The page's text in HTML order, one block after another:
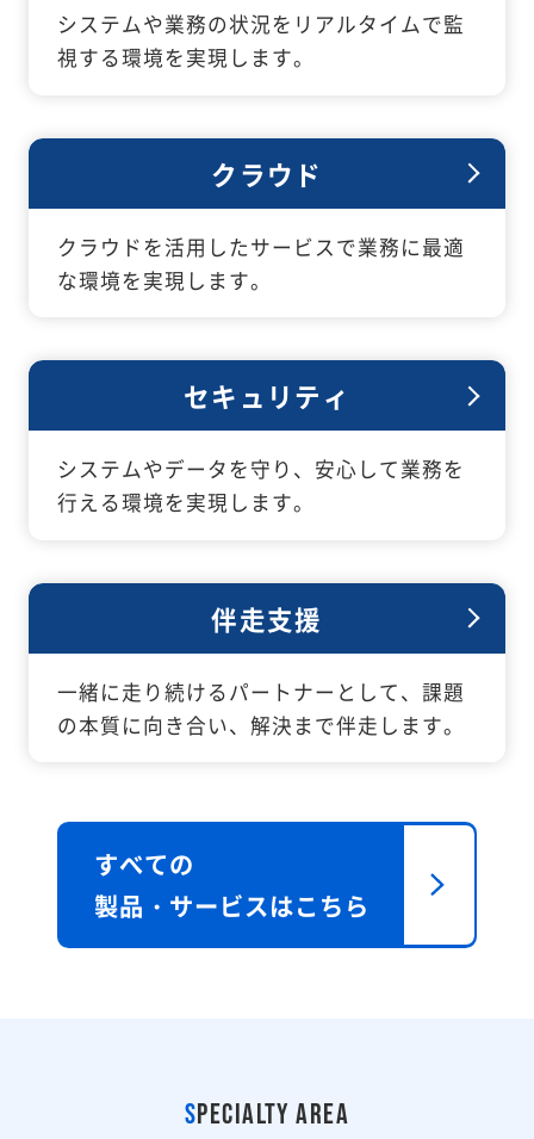
システムや業務の状況をリアルタイムで監
視する環境を実現します。
クラウド
クラウドを活用したサービスで業務に最適
な環境を実現します。
セキュリティ
システムやデータを守り、安心して業務を
行える環境を実現します。
伴走支援
一緒に走り続けるパートナーとして、課題
の本質に向き合い、解決まで伴走します。
すべての
製品・サービスはこちら
SPECIALTY AREA